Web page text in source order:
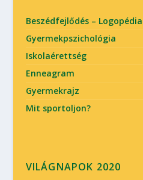
Beszédfejlődés – Logopédia
Gyermekpszichológia
Iskolaérettség
Enneagram
Gyermekrajz
Mit sportoljon?
VILÁGNAPOK 2020